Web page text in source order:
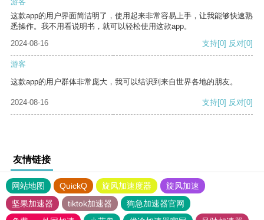
这款app的用户界面简洁明了，使用起来非常容易上手，让我能够快速熟
悉操作。我不用看说明书，就可以轻松使用这款app。
2024-08-16
支持[0] 反对[0]
游客
这款app的用户群体非常庞大，我可以结识到来自世界各地的朋友。
2024-08-16 支持[0] 反对[0]
友情链接
网站地图 QuickQ 旋风加速度器
旋风加速
坚果加速器
tiktok加速器
狗急加速器官网